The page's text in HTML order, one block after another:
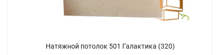
Натяжной потолок 501 Галактика (320)